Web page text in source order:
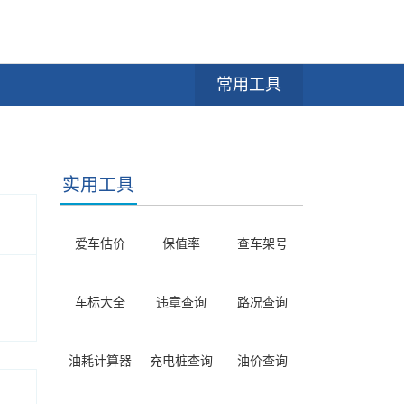
常用工具
实用工具
爱车估价 保值率 查车架号
车标大全 违章查询 路况查询
油耗计算器 充电桩查询 油价查询